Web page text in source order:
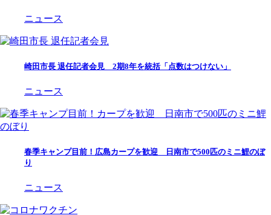
ニュース
崎田市長 退任記者会見 2期8年を統括「点数はつけない」
ニュース
春季キャンプ目前！広島カープを歓迎 日南市で500匹のミニ鯉のぼ
り
ニュース